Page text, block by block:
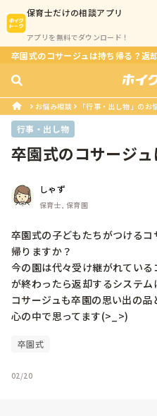
保育士だけの相談アプリ
アプリを無料でダウンロード！
卒園式のコサージュは持ち帰る？返
お悩み相談 「行事・出し物」のお
行事・出し物
卒園式のコサージ
しゃず
保育士, 保育園
卒園式の子どもたちがつける
帰りますか？
今の園は代々受け継がれてい
が終わったら返却するシステム
コサージュも卒園の思い出の
心の中で思ってます(>_>)
卒園式
02/20